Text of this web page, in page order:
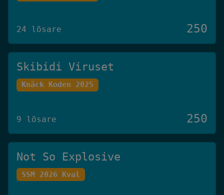
24 lösare 250
Skibidi Viruset
Knäck Koden 2025
9 lösare 250
Not So Explosive
SSM 2026 Kval